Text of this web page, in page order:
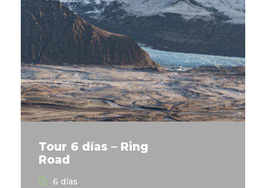
Tour 6 días – Ring
Road
6 días